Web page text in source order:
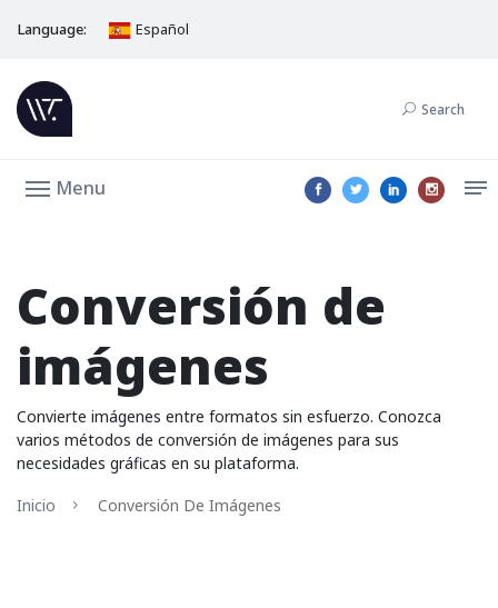
Language: Español
Search
Menu
Conversión de
imágenes
Convierte imágenes entre formatos sin esfuerzo. Conozca
varios métodos de conversión de imágenes para sus
necesidades gráficas en su plataforma.
Inicio
Conversión De Imágenes